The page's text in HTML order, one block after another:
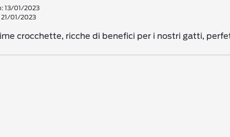
voti
voti
voti
voti
13/01/2023
01/2023
crocchette, ricche di benefici per i nostri gatti,